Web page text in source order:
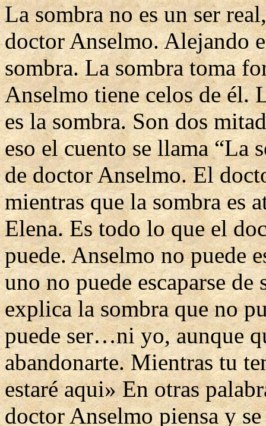
La sombra no es un ser
doctor Anselmo. Alejando
sombra. La sombra toma
Anselmo tiene celos de él.
es la sombra. Son dos
eso el cuento se llama “La
de doctor Anselmo. El
mientras que la sombra es
Elena. Es todo lo que el
puede. Anselmo no puede
uno no puede escaparse
explica la sombra que no
puede ser…ni yo, aunque
abandonarte. Mientras tu
estaré aqui» En otras
doctor Anselmo piensa y